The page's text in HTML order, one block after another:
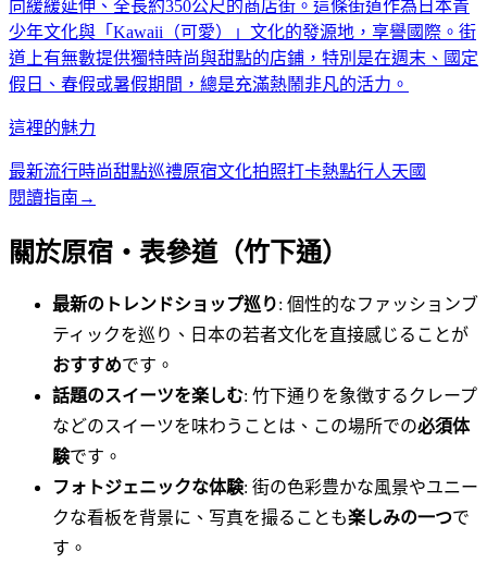
向緩緩延伸、全長約350公尺的商店街。這條街道作為日本青
少年文化與「Kawaii（可愛）」文化的發源地，享譽國際。街
道上有無數提供獨特時尚與甜點的店鋪，特別是在週末、國定
假日、春假或暑假期間，總是充滿熱鬧非凡的活力。
這裡的魅力
最新流行時尚甜點巡禮原宿文化拍照打卡熱點行人天國
閱讀指南 →
關於原宿・表參道（竹下通）
最新のトレンドショップ巡り: 個性的なファッションブ
ティックを巡り、日本の若者文化を直接感じることが
おすすめです。
話題のスイーツを楽しむ: 竹下通りを象徴するクレープ
などのスイーツを味わうことは、この場所での必須体
験です。
フォトジェニックな体験: 街の色彩豊かな風景やユニー
クな看板を背景に、写真を撮ることも楽しみの一つで
す。